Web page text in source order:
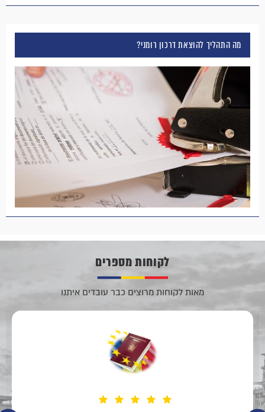
מה התהליך להוצאת דרכון רומני?
לקוחות מספרים
מאות לקוחות מרוצים כבר עובדים איתנו